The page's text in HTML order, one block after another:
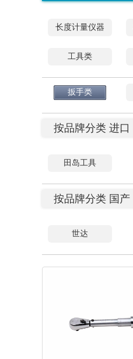
长度计量仪器
工具类
扳手类
按品牌分类 进口
田岛工具
按品牌分类 国产
世达